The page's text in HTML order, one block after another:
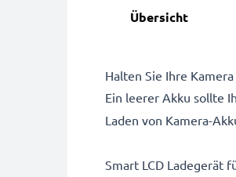
Übersicht
Halten Sie Ihre
Ein leerer Akku sollte
Laden von Kamera-
Smart LCD Ladegerät